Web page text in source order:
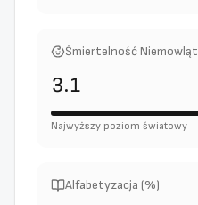
Śmiertelność Niemowląt
3.1
Najwyższy poziom światowy
Alfabetyzacja (%)